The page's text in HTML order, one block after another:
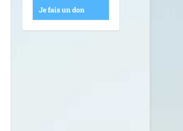
Je fais un don